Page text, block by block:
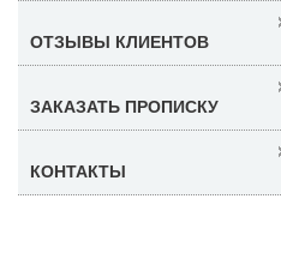
ОТЗЫВЫ КЛИЕНТОВ
ЗАКАЗАТЬ ПРОПИСКУ
КОНТАКТЫ